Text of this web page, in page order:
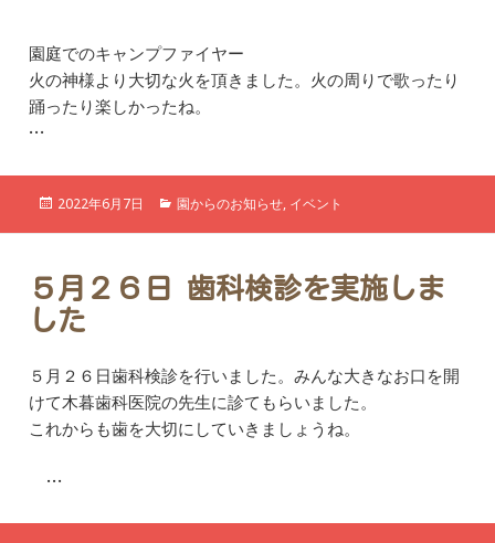
園庭でのキャンプファイヤー
火の神様より大切な火を頂きました。火の周りで歌ったり
踊ったり楽しかったね。
…
投
2022年6月7日
カ
ー
園からのお知らせ, イベント
５月２６日 歯科検診を実施しま
した
５月２６日歯科検診を行いました。みんな大きなお口を開
けて木暮歯科医院の先生に診てもらいました。
これからも歯を大切にしていきましょうね。
…